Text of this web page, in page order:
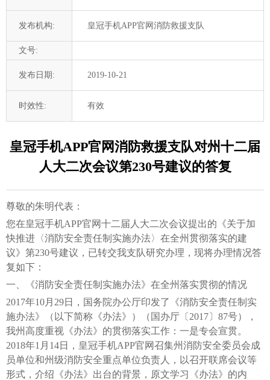
发布机构: 皇冠手机APP官网消防救援支队
文号:
发布日期: 2019-10-21
时效性: 有效
皇冠手机APP官网消防救援支队对州十二届
人大二次会议第230号建议的答复
尊敬的朱明代表：
您在皇冠手机APP官网十二届人大二次会议提出的《关于加
快推进〈消防安全责任制实施办法〉在全州贯彻落实的建
议》第230号建议，已转交我支队研究办理，现将办理情况答
复如下：
一、《消防安全责任制实施办法》在全州落实贯彻的情况
2017年10月29日，国务院办公厅印发了《消防安全责任制实
施办法》（以下简称《办法》）（国办厅〔2017〕87号），
我州高度重视《办法》的贯彻落实工作：一是专会宣贯。
2018年1月14日，皇冠手机APP官网召集州消防安全委员会成
员单位和州级消防安全重点单位负责人，以召开联席会议等
形式，介绍《办法》出台的背景，原文学习《办法》的内